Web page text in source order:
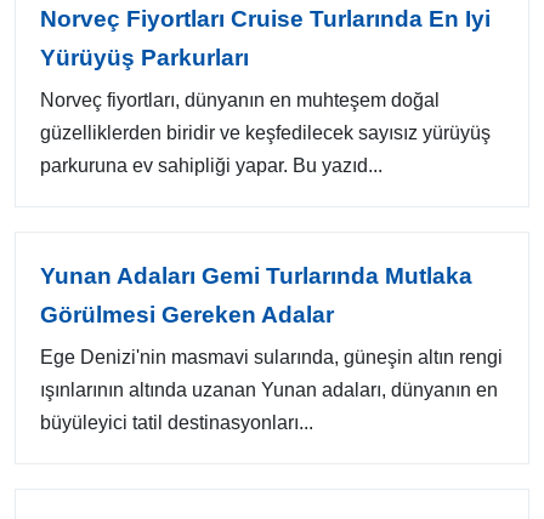
Norveç Fiyortları Cruise Turlarında En Iyi
Yürüyüş Parkurları
Norveç fiyortları, dünyanın en muhteşem doğal
güzelliklerden biridir ve keşfedilecek sayısız yürüyüş
parkuruna ev sahipliği yapar. Bu yazıd...
Yunan Adaları Gemi Turlarında Mutlaka
Görülmesi Gereken Adalar
Ege Denizi'nin masmavi sularında, güneşin altın rengi
ışınlarının altında uzanan Yunan adaları, dünyanın en
büyüleyici tatil destinasyonları...